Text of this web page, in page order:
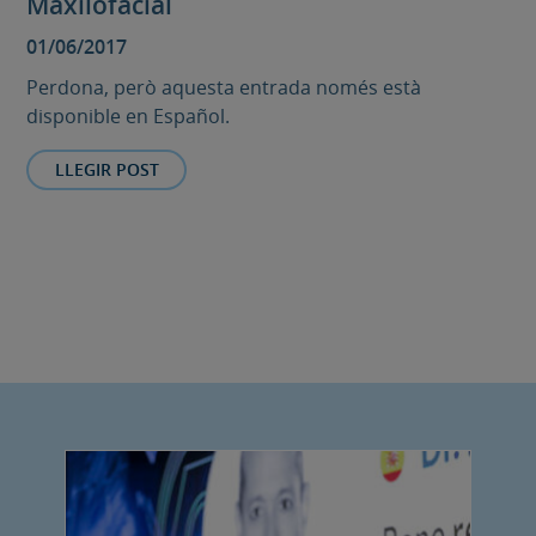
01/06/2017
Perdona, però aquesta entrada només està
disponible en Español.
LLEGIR POST